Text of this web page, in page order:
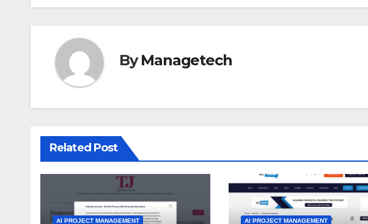
ビ
ゲ
ー
シ
ョ
ン
ByManagetech
Related Post
AI PROJECT MANAGEMENT AI PROJECT MANAGEMENT